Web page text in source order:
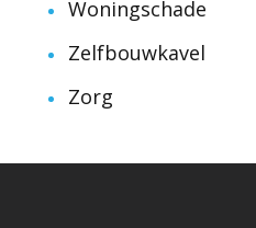
Woningschade
Zelfbouwkavel
Zorg